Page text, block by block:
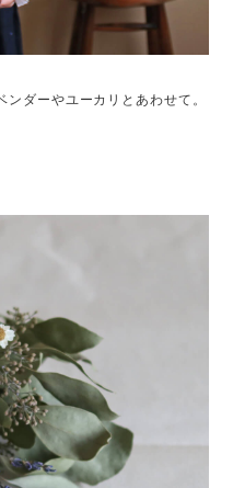
ダーやユーカリとあわせて。